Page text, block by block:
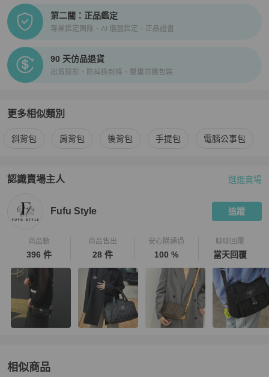
第二關：正品鑑定
專業鑑定團隊、AI 儀器鑑定、正品證書
90 天仿品退貨
出貨錄影、防掉換封條、雙重防護包裝
更多相似類別
更多Gucci 男包相似商品推薦
斜背包 肩背包 後背包 手提包 電腦公事包
認識賣場主人
PopChill 拍拍圈嚴選賣家
逛逛賣場
Fufu Style 追蹤
商品數
396 件
商品售出
28 件
安心購通過
100 %
聊聊回覆
當天回覆
相似商品